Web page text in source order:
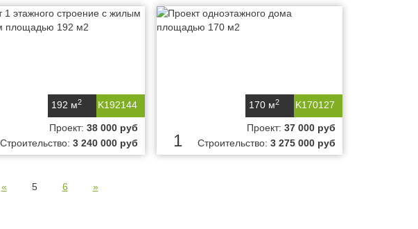
K192144
192 м2
Проект: 38 000 руб
Строительство: 3 240 000 руб
K170127
170 м2
1
Проект: 37 000 руб
Строительство: 3 275 000 руб
« 5 6 »